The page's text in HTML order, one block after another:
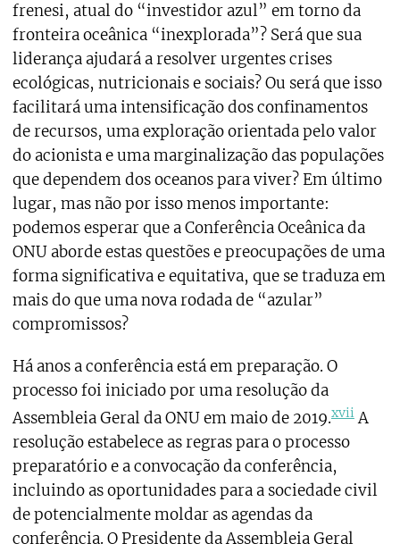
frenesi, atual do “investidor azul” em torno da
fronteira oceânica “inexplorada”? Será que sua
liderança ajudará a resolver urgentes crises
ecológicas, nutricionais e sociais? Ou será que isso
facilitará uma intensificação dos confinamentos
de recursos, uma exploração orientada pelo valor
do acionista e uma marginalização das populações
que dependem dos oceanos para viver? Em último
lugar, mas não por isso menos importante:
podemos esperar que a Conferência Oceânica da
ONU aborde estas questões e preocupações de uma
forma significativa e equitativa, que se traduza em
mais do que uma nova rodada de “azular”
compromissos?
Há anos a conferência está em preparação. O
processo foi iniciado por uma resolução da
Assembleia Geral da ONU em maio de 2019.xviiA
resolução estabelece as regras para o processo
preparatório e a convocação da conferência,
incluindo as oportunidades para a sociedade civil
de potencialmente moldar as agendas da
conferência. O Presidente da Assembleia Geral